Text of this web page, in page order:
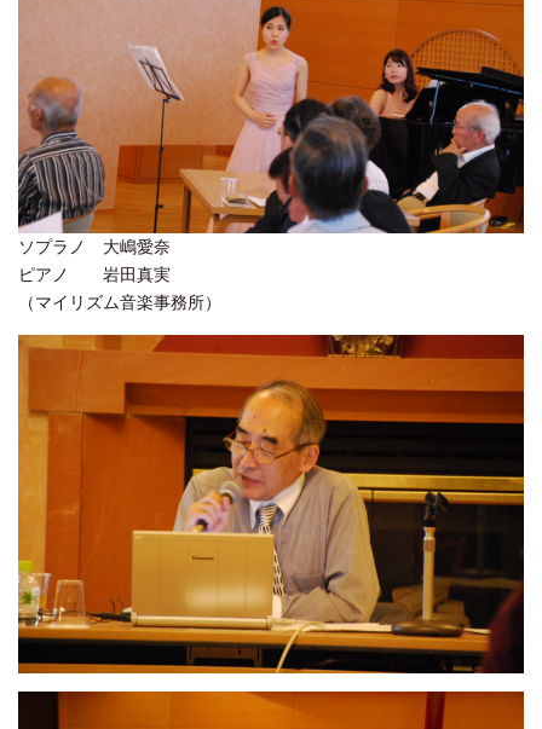
ソプラノ 大嶋愛奈
ピアノ 岩田真実
（マイリズム音楽事務所）